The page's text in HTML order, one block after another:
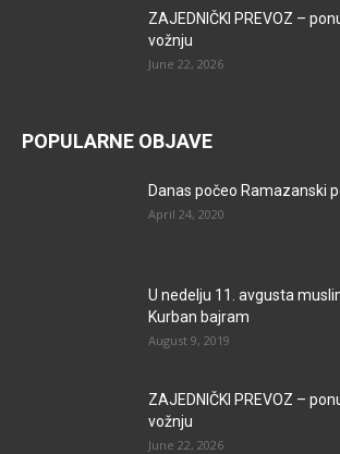
ZAJEDNIČKI PREVOZ –
vožnju
June 22, 2026
POPULARNE OBJAVE
Danas počeo Ramazanski
April 24, 2020
U nedelju 11. avgusta
Kurban bajram
August 9, 2019
ZAJEDNIČKI PREVOZ –
vožnju
June 22, 2026